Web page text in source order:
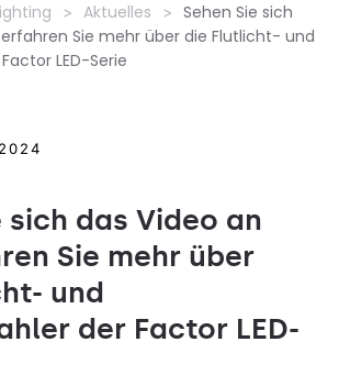
Aktuelles
Sehen Sie sich
Sie mehr über die Flutlicht- und
LED-Serie
sich das Video an
Sie mehr über
und
der Factor LED-